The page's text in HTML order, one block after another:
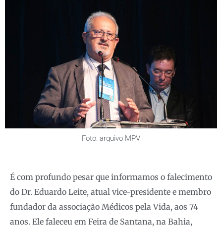
Foto: arquivo MPV
É com profundo pesar que informamos o falecimento
do Dr. Eduardo Leite, atual vice-presidente e membro
fundador da associação Médicos pela Vida, aos 74
anos. Ele faleceu em Feira de Santana, na Bahia,